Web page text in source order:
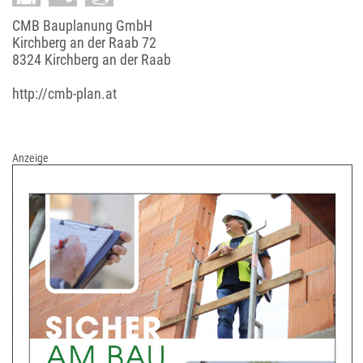
CMB Bauplanung GmbH
Kirchberg an der Raab 72
8324 Kirchberg an der Raab
http://cmb-plan.at
Anzeige